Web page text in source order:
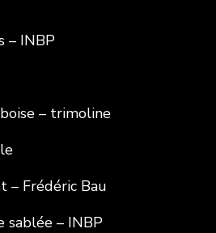
– INBP
– trimoline
– Frédéric Bau
sablée – INBP